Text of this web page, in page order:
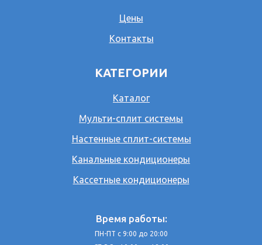
Время работы:
ПН-ПТ с 9:00 до 20:00
Цены
Контакты
Кассетные кондиционеры
Канальные кондиционеры
Настенные сплит-системы
Мульти-сплит системы
Каталог
КАТЕГОРИИ